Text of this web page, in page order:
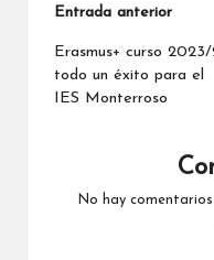
Navegación
de
entradas
Entrada anterior
Erasmus+ curso
todo un éxito para el
IES Monterroso
No hay